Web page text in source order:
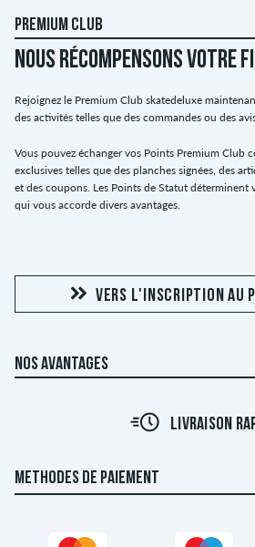
PREMIUM CLUB
NOUS RÉCOMPENSONS VOTRE
Rejoignez le Premium Club skatedeluxe
des activités telles que des commandes ou des
Vous pouvez échanger vos Points Premium Club
exclusives telles que des planches signées, des
et des coupons. Les Points de Statut déterminent
qui vous accorde divers avantages.
VERS L'INSCRIPTION AU
NOS AVANTAGES
LIVRAISON
METHODES DE PAIEMENT